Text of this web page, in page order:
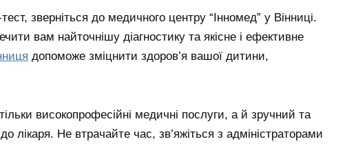
зверніться до медичного центру “Інномед” у Вінниці.
вам найточнішу діагностику та якісне і ефективне
допоможе зміцнити здоров’я вашої дитини,
високопрофесійні медичні послуги, а й зручний та
лікаря. Не втрачайте час, зв’яжіться з адміністраторами